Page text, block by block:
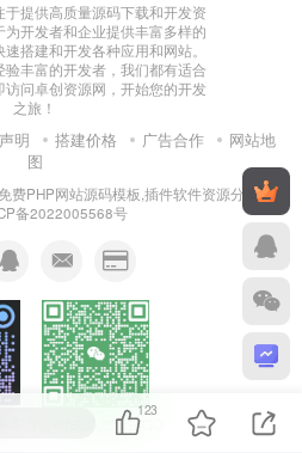
提供高质量源码下载和开发资
开发者和企业提供丰富多样的
搭建和开发各种应用和网站。
丰富的开发者，我们都有适合
问卓创资源网，开始您的开发
之旅！
明 搭建价格 广告合作
网站地
图
费PHP网站源码模板,插件软件资源分享平
备2022005568号
半小时未添加请扫QQ
123